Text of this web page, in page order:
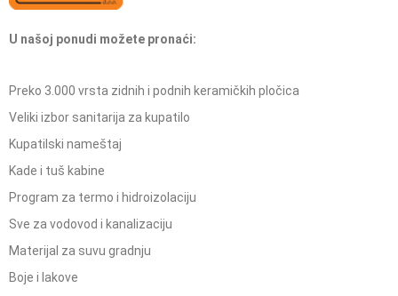
U našoj ponudi možete pronaći:
Preko 3.000 vrsta zidnih i podnih keramičkih pločica
Veliki izbor sanitarija za kupatilo
Kupatilski nameštaj
Kade i tuš kabine
Program za termo i hidroizolaciju
Sve za vodovod i kanalizaciju
Materijal za suvu gradnju
Boje i lakove